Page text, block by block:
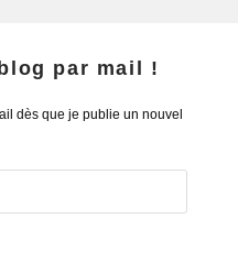
par mail !
dès que je publie un nouvel